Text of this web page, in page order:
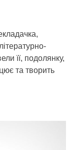
її, подолянку,
та творить